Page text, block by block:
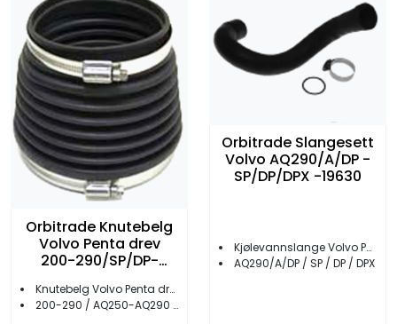
Orbitrade Knutebelg
Volvo Penta drev
200-290/SP/DP-
Knutebelg Volvo Penta drev
200-290 / AQ250-AQ290 / SP / DP
Orbitrade Slangesett
Volvo AQ290/A/DP -
SP/DP/DPX -19630
Kjølevannslange Volvo Penta drev
AQ290/A/DP / SP / DP / DPX